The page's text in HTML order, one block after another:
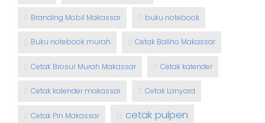
Branding Mobil Makassar buku notebook
Buku notebook murah Cetak Baliho Makassar
Cetak Brosur Murah Makassar Cetak kalender
Cetak kalender makassar Cetak Lanyard
Cetak Pin Makassar cetak pulpen